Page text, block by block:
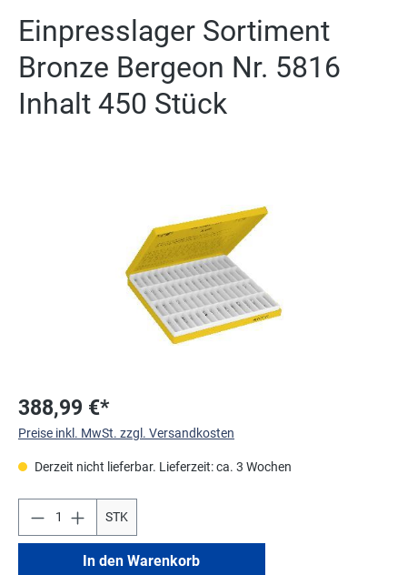
Einpresslager Sortiment
Bronze Bergeon Nr. 5816
Inhalt 450 Stück
388,99 €*
Preise inkl. MwSt. zzgl. Versandkosten
Derzeit nicht lieferbar. Lieferzeit: ca. 3 Wochen
STK
In den Warenkorb